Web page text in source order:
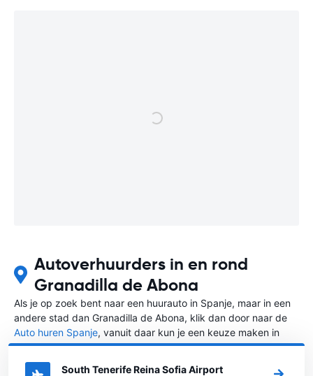
Autoverhuurders in en rond
Granadilla de Abona
Als je op zoek bent naar een huurauto in Spanje, maar in een
andere stad dan Granadilla de Abona, klik dan door naar de
Auto huren Spanje, vanuit daar kun je een keuze maken in
welke stad in Spanje je een auto huren wilt.
South Tenerife Reina Sofia Airport